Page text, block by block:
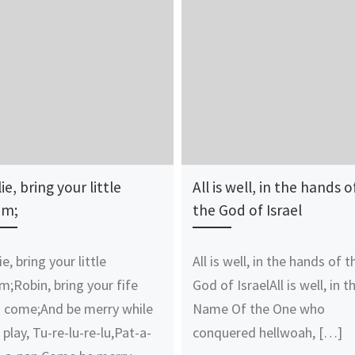
bring your little
bring your little
bring your fife
come;And be merry while
Tu-re-lu-re-lu,Pat-a-
All is well, in the hands
the God of Israel
All is well, in the hands of
God of IsraelAll is well, in
Name Of the One who
conquered hellwoah, […]